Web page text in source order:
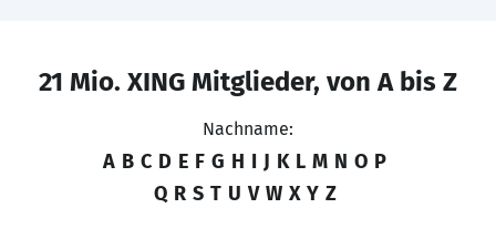
21 Mio. XING Mitglieder, von A bis Z
Nachname:
A B C D E F G H I J K L M N O P
Q R S T U V W X Y Z